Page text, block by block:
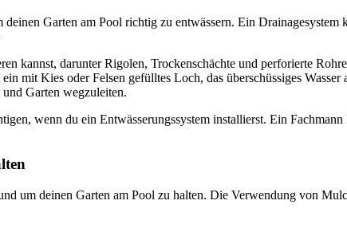
Garten am Pool richtig zu entwässern. Ein
kannst, darunter Rigolen, Trockenschächte und perforierte
mit Kies oder Felsen gefülltes Loch, das überschüssiges
Garten wegzuleiten.
wenn du ein Entwässerungssystem installierst. Ein
um deinen Garten am Pool zu halten. Die Verwendung von